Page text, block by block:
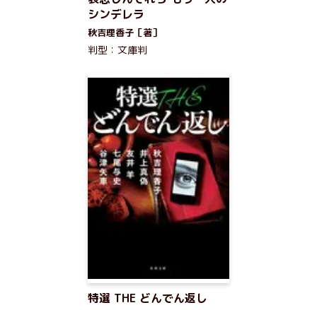
シンデレラ
秋吉理香子［著］
判型：文庫判
特選 THE どんでん返し